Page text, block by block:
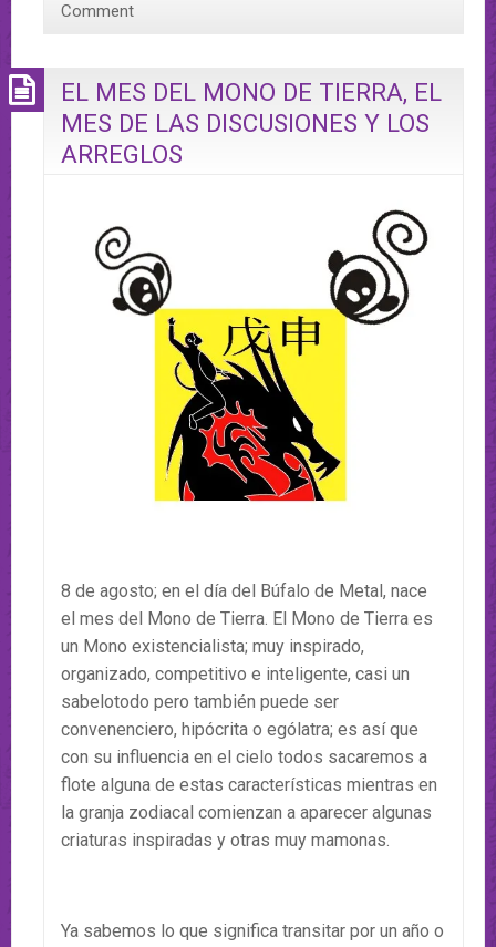
Comment
EL MES DEL MONO DE TIERRA, EL
MES DE LAS DISCUSIONES Y LOS
ARREGLOS
8 de agosto; en el día del Búfalo de Metal, nace
el mes del Mono de Tierra. El Mono de Tierra es
un Mono existencialista; muy inspirado,
organizado, competitivo e inteligente, casi un
sabelotodo pero también puede ser
convenenciero, hipócrita o ególatra; es así que
con su influencia en el cielo todos sacaremos a
flote alguna de estas características mientras en
la granja zodiacal comienzan a aparecer algunas
criaturas inspiradas y otras muy mamonas.
Ya sabemos lo que significa transitar por un año o